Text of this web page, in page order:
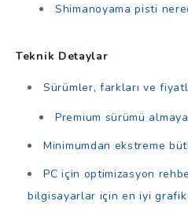
Shimanoyama pisti
Teknik Detaylar
Sürümler, farkları ve
Premium sürümü
Minimumdan ekstreme
PC için optimizasyon
bilgisayarlar için en iyi grafik